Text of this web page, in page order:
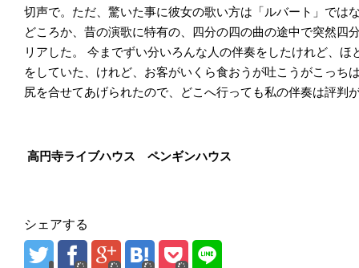
切声で。ただ、驚いた事に彼女の歌い方は「ルバート」では
どころか、昔の演歌に特有の、四分の四の曲の途中で突然四
リアした。
今までずい分いろんな人の伴奏をしたけれど、
をしていた、けれど、お客がいくら食おうが吐こうがこっち
尻を合せてあげられたので、どこへ行っても私の伴奏は評判
高円寺ライブハウス ペンギンハウス
シェアする